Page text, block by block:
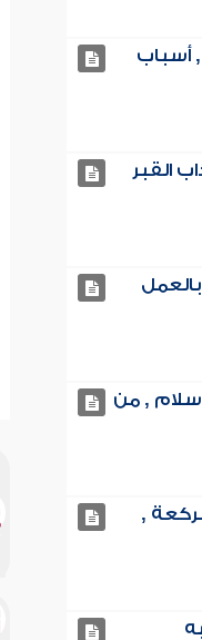
, أسباب
القبر
بالعمل
, من
,